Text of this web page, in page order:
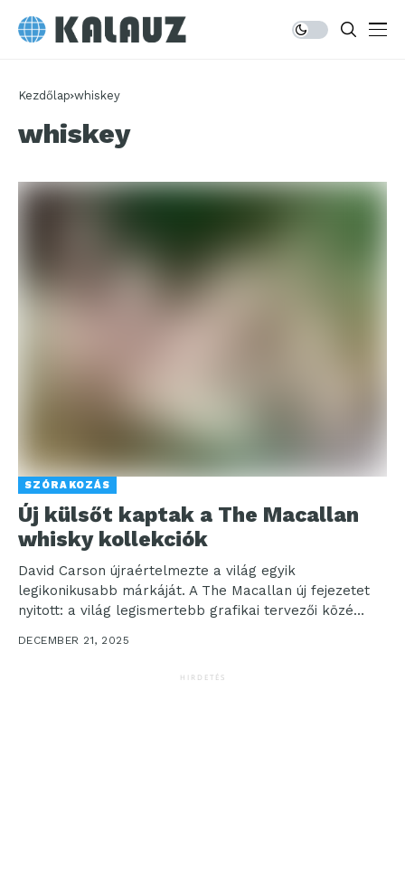
Kezdőlap whiskey
whiskey
SZÓRAKOZÁS
Új külsőt kaptak a The Macallan
whisky kollekciók
David Carson újraértelmezte a világ egyik
legikonikusabb márkáját. A The Macallan új fejezetet
nyitott: a világ legismertebb grafikai tervezői közé
DECEMBER 21, 2025
HIRDETÉS